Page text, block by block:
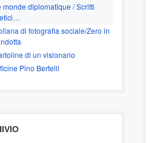
monde diplomatique / Scritti
di fotografia sociale/Zero in
di un visionario
Pino Bertelli